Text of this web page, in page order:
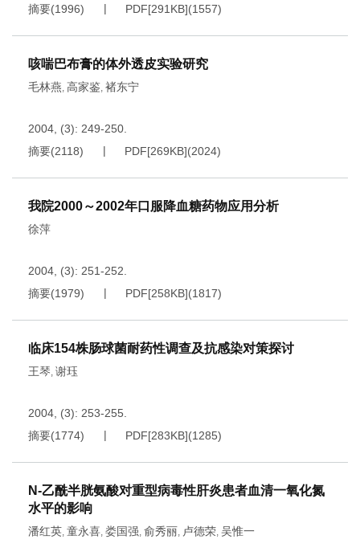
摘要(1996) PDF[291KB](1557)
咳喘巴布膏的体外透皮实验研究
毛林燕, 高家鉴, 褚东宁
2004, (3): 249-250.
摘要(2118) PDF[269KB](2024)
我院2000～2002年口服降血糖药物应用分析
徐萍
2004, (3): 251-252.
摘要(1979) PDF[258KB](1817)
临床154株肠球菌耐药性调查及抗感染对策探讨
王琴, 谢珏
2004, (3): 253-255.
摘要(1774) PDF[283KB](1285)
N-乙酰半胱氨酸对重型病毒性肝炎患者血清一氧化氮
水平的影响
潘红英, 童永喜, 娄国强, 俞秀丽, 卢德荣, 吴惟一